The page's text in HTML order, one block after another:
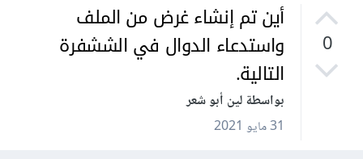
0
أين تم إنشاء غرض من الملف
واستدعاء الدوال في الششفرة
التالية.
بواسطة لين أبو شعر
31 مايو 2021